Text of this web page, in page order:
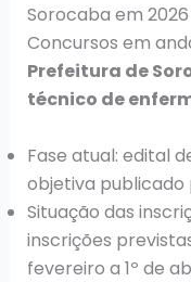
Sorocaba em 2026
Concursos em
Prefeitura de
técnico de
Fase atual: edital
objetiva publicado
Situação das
inscrições
fevereiro a 1º de